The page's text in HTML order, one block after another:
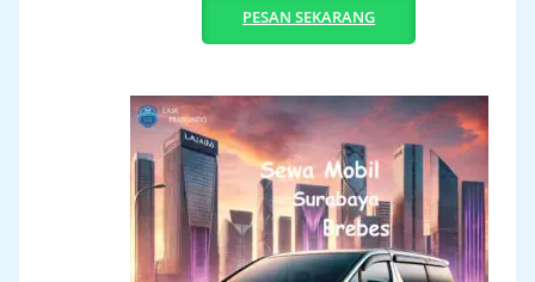
PESAN SEKARANG